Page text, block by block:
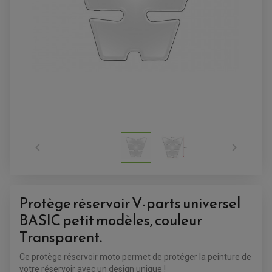
ACCESSOIRES QUAD
ACCESSOIRES ANODISES POUR QUAD
BOUCHON DE RÉSERVOIR QUAD
GUIDON QUAD
KIT DÉCO QUAD / SSV
 
Protège réservoir V-parts universel
BASIC petit modèles, couleur
Transparent.
Ce protège réservoir moto permet de protéger la peinture de
votre réservoir avec un design unique !